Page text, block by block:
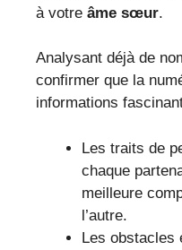
à votre âme sœur.
Analysant déjà de
confirmer que la
informations
Les traits de
chaque
meilleure
l’autre.
Les obstacles